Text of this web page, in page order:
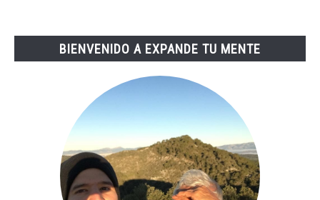
BIENVENIDO A EXPANDE TU MENTE